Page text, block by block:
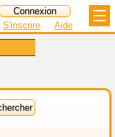
S'inscrire Aide